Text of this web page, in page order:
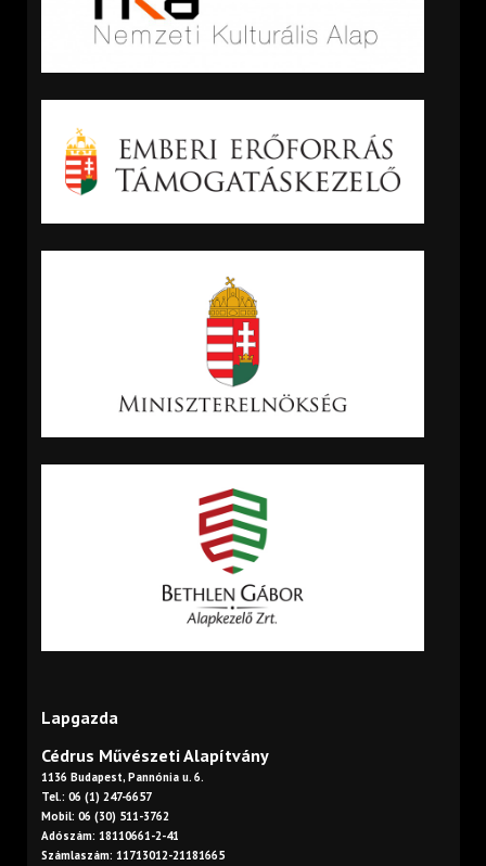
Lapgazda
Cédrus Művészeti Alapítvány
1136 Budapest, Pannónia u. 6.
Tel.: 06 (1) 247-6657
Mobil: 06 (30) 511-3762
Adószám: 18110661-2-41
Számlaszám: 11713012-21181665